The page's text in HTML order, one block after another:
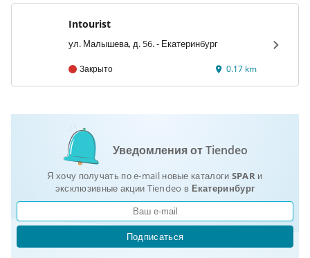
Intourist
ул. Малышева, д. 56. - Екатеринбург
Закрыто 0.17 km
Уведомления от Tiendeo
Я хочу получать по e-mail новые каталоги SPARи
эксклюзивные акции Tiendeo в Екатеринбург
Подписаться